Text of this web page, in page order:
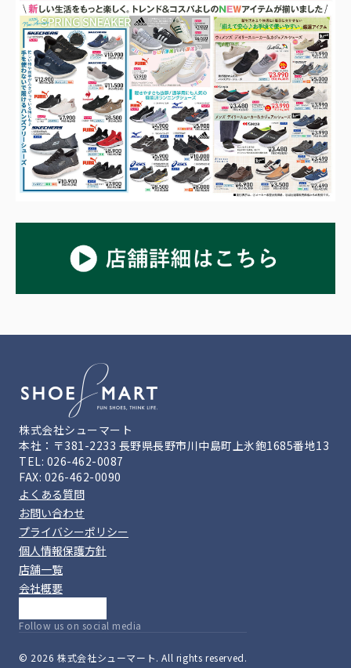
株式会社シューマート
本社：〒381-2233 長野県長野市川中島町上氷鉋1685番地13
TEL: 026-462-0087
FAX: 026-462-0090
よくある質問
お問い合わせ
プライバシーポリシー
個人情報保護方針
店舗一覧
会社概要
Follow us on social media
© 2026 株式会社シューマート. All rights reserved.